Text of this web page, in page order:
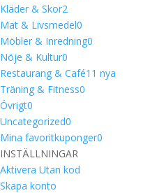
Kläder & Skor2
Mat & Livsmedel0
Möbler & Inredning0
Nöje & Kultur0
Restaurang & Café1 1 nya
Träning & Fitness0
Övrigt0
Uncategorized0
Mina favoritkuponger0
INSTÄLLNINGAR
Aktivera Utan kod
Skapa konto